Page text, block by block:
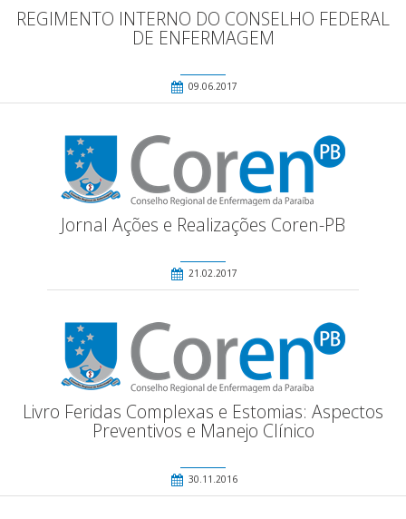
REGIMENTO INTERNO DO CONSELHO FEDERAL
DE ENFERMAGEM
09.06.2017
Jornal Ações e Realizações Coren-PB
21.02.2017
Livro Feridas Complexas e Estomias: Aspectos
Preventivos e Manejo Clínico
30.11.2016